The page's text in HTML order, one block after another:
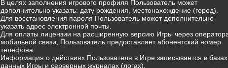
В целях заполнения игрового профиля Пользователь может
дополнительно указать: дату рождения, местонахождение (город).
Для восстановления пароля Пользователь может дополнительно
указать адрес электронной почты.
Для оплаты лицензии на расширенную версию Игры через
мобильной связи, Пользователь предоставляет абонентский номер
телефона.
Информация о действиях Пользователя в Игре записывается в базах
данных Игры и серверных журналах (логах).